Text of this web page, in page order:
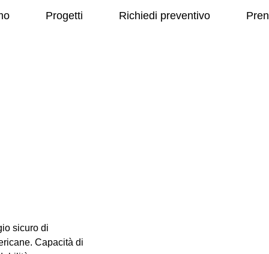
Progetti Richiedi preventivo
sicuro di
Capacità di